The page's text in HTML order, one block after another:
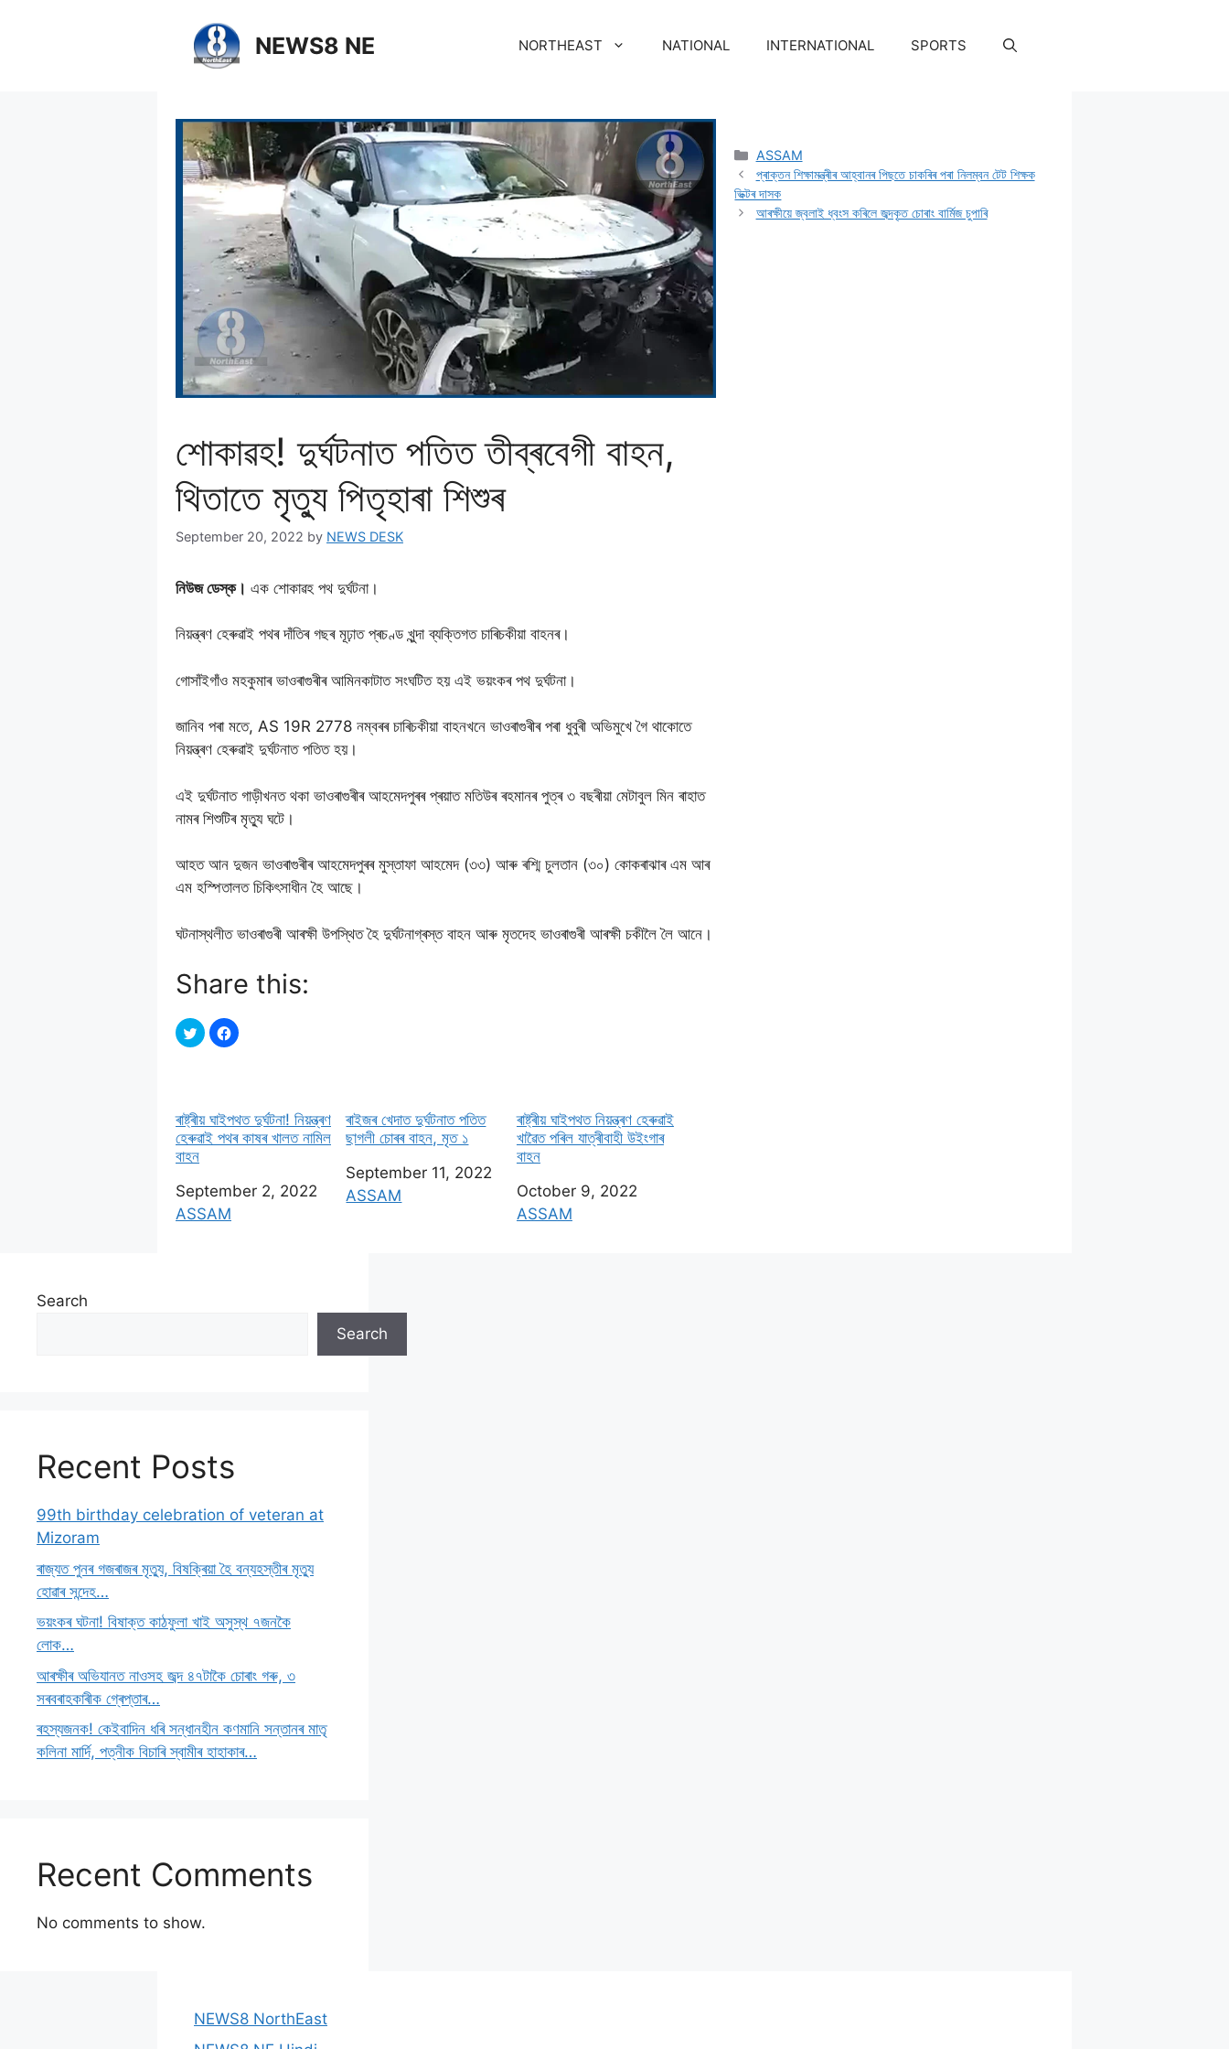
NEWS8 NE NORTHEAST NATIONAL INTERNATIONAL SPORTS
শােকাৱহ! দুৰ্ঘটনাত পতিত তীব্ৰবেগী বাহন,
থিতাতে মৃত্যু পিতৃহাৰা শিশুৰ
September 20, 2022 by NEWS DESK
নিউজ ডেস্ক। এক শােকাৱহ পথ দুৰ্ঘটনা।
নিয়ন্ত্ৰণ হেৰুৱাই পথৰ দাঁতিৰ গছৰ মূঢ়াত প্ৰচণ্ড খুন্দা ব্যক্তিগত চাৰিচকীয়া বাহনৰ।
গোসাঁইগাঁও মহকুমাৰ ভাওৰাগুৰীৰ আমিনকাটাত সংঘটিত হয় এই ভয়ংকৰ পথ দুৰ্ঘটনা।
জানিব পৰা মতে, AS 19R 2778 নম্বৰৰ চাৰিচকীয়া বাহনখনে ভাওৰাগুৰীৰ পৰা ধুবুৰী অভিমুখে গৈ থাকোতে
নিয়ন্ত্ৰণ হেৰুৱাই দুৰ্ঘটনাত পতিত হয়।
এই দুৰ্ঘটনাত গাড়ীখনত থকা ভাওৰাগুৰীৰ আহমেদপুৰৰ প্ৰয়াত মতিউৰ ৰহমানৰ পুত্ৰ ৩ বছৰীয়া মেটাবুল মিন ৰাহাত
নামৰ শিশুটিৰ মৃত্যু ঘটে।
আহত আন দুজন ভাওৰাগুৰীৰ আহমেদপুৰৰ মুস্তাফা আহমেদ (৩৩) আৰু ৰশ্মি চুলতান (৩০) কোকৰাঝাৰ এম আৰ
এম হস্পিতালত চিকিৎসাধীন হৈ আছে।
ঘটনাস্থলীত ভাওৰাগুৰী আৰক্ষী উপস্থিত হৈ দুৰ্ঘটনাগ্ৰস্ত বাহন আৰু মৃতদেহ ভাওৰাগুৰী আৰক্ষী চকীলৈ লৈ আনে।
Share this:
ৰাষ্ট্ৰীয় ঘাইপথত দুৰ্ঘটনা! নিয়ন্ত্ৰণ
হেৰুৱাই পথৰ কাষৰ খালত নামিল
বাহন
Date
September 2, 2022
In relation to
ASSAM
ৰাইজৰ খেদাত দুৰ্ঘটনাত পতিত
ছাগলী চােৰৰ বাহন, মৃত ১
Date
September 11, 2022
In relation to
ASSAM
ৰাষ্ট্ৰীয় ঘাইপথত নিয়ন্ত্ৰণ হেৰুৱাই
খাৱৈত পৰিল যাত্ৰীবাহী উইংগাৰ
বাহন
Date
October 9, 2022
In relation to
ASSAM
ASSAM
প্ৰাক্তন শিক্ষামন্ত্ৰীৰ আহ্বানৰ পিছতে চাকৰিৰ পৰা নিলম্বন টেট শিক্ষক
ভিক্টৰ দাসক
আৰক্ষীয়ে জ্বলাই ধ্বংস কৰিলে জব্দকৃত চােৰাং বাৰ্মিজ চুপাৰি
Search
Search
Recent Posts
99th birthday celebration of veteran at
Mizoram
ৰাজ্যত পুনৰ গজৰাজৰ মৃত্যু, বিষক্ৰিয়া হৈ বন্যহস্তীৰ মৃত্যু
হোৱাৰ সন্দেহ…
ভয়ংকৰ ঘটনা! বিষাক্ত কাঠফুলা খাই অসুস্থ ৭জনকৈ
লোক…
আৰক্ষীৰ অভিযানত নাওসহ জব্দ ৪৭টাকৈ চোৰাং গৰু, ৩
সৰবৰাহকাৰীক গ্ৰেপ্তাৰ…
ৰহস্যজনক! কেইবাদিন ধৰি সন্ধানহীন কণমানি সন্তানৰ মাতৃ
কলিনা মাৰ্দি, পত্নীক বিচাৰি স্বামীৰ হাহাকাৰ…
Recent Comments
No comments to show.
NEWS8 NorthEast